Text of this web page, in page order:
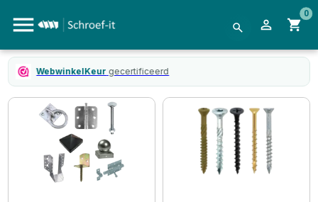
0
WebwinkelKeur gecertificeerd